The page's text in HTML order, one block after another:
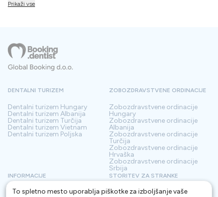
Prikaži vse
To spletno mesto uporablja piškotke za izboljšanje vaše
DENTALNI TURIZEM
Dentalni turizem Hungary
Dentalni turizem Albanija
Dentalni turizem Turčija
Dentalni turizem Vietnam
Dentalni turizem Poljska
ZOBOZDRAVSTVENE ORDINACIJE
Zobozdravstvene ordinacije
Hungary
Zobozdravstvene ordinacije
Albanija
Zobozdravstvene ordinacije
Turčija
Zobozdravstvene ordinacije
Hrvaška
Zobozdravstvene ordinacije
Srbija
INFORMACIJE
O nas
STORITEV ZA STRANKE
Pogoji